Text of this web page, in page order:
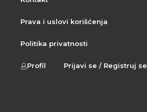
Prava i uslovi korišćenja
Politika privatnosti
Profil Prijavi se / Registruj se